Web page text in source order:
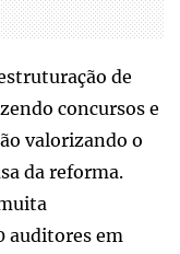
de
concursos e
valorizando o
da reforma.
auditores em